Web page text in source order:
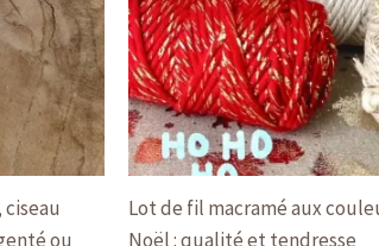
ciseau
ou
sur
la
page
du
produit
Lot de fil macramé aux
Noël : qualité et tendresse